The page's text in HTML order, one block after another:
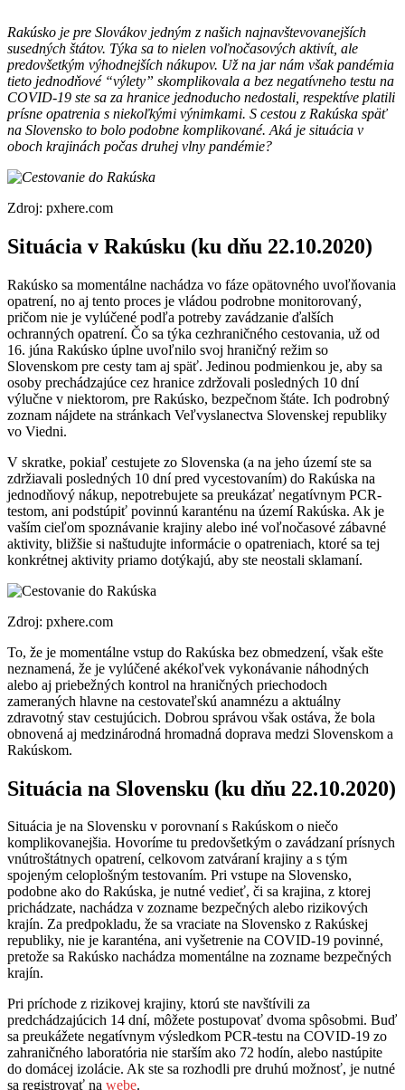
Rakúsko je pre Slovákov jedným z našich najnavštevovanejších
susedných štátov. Týka sa to nielen voľnočasových aktivít, ale
predovšetkým výhodnejších nákupov. Už na jar nám však pandémia
tieto jednodňové “výlety” skomplikovala a bez negatívneho testu na
COVID-19 ste sa za hranice jednoducho nedostali, respektíve platili
prísne opatrenia s niekoľkými výnimkami. S cestou z Rakúska späť
na Slovensko to bolo podobne komplikované. Aká je situácia v
oboch krajinách počas druhej vlny pandémie?
Zdroj: pxhere.com
Situácia v Rakúsku (ku dňu 22.10.2020)
Rakúsko sa momentálne nachádza vo fáze opätovného uvoľňovania
opatrení, no aj tento proces je vládou podrobne monitorovaný,
pričom nie je vylúčené podľa potreby zavádzanie ďalších
ochranných opatrení. Čo sa týka cezhraničného cestovania, už od
16. júna Rakúsko úplne uvoľnilo svoj hraničný režim so
Slovenskom pre cesty tam aj späť. Jedinou podmienkou je, aby sa
osoby prechádzajúce cez hranice zdržovali posledných 10 dní
výlučne v niektorom, pre Rakúsko, bezpečnom štáte. Ich podrobný
zoznam nájdete na stránkach Veľvyslanectva Slovenskej republiky
vo Viedni.
V skratke, pokiaľ cestujete zo Slovenska (a na jeho území ste sa
zdržiavali posledných 10 dní pred vycestovaním) do Rakúska na
jednodňový nákup, nepotrebujete sa preukázať negatívnym PCR-
testom, ani podstúpiť povinnú karanténu na území Rakúska. Ak je
vaším cieľom spoznávanie krajiny alebo iné voľnočasové zábavné
aktivity, bližšie si naštudujte informácie o opatreniach, ktoré sa tej
konkrétnej aktivity priamo dotýkajú, aby ste neostali sklamaní.
Zdroj: pxhere.com
To, že je momentálne vstup do Rakúska bez obmedzení, však ešte
neznamená, že je vylúčené akékoľvek vykonávanie náhodných
alebo aj priebežných kontrol na hraničných priechodoch
zameraných hlavne na cestovateľskú anamnézu a aktuálny
zdravotný stav cestujúcich. Dobrou správou však ostáva, že bola
obnovená aj medzinárodná hromadná doprava medzi Slovenskom a
Rakúskom.
Situácia na Slovensku (ku dňu 22.10.2020)
Situácia je na Slovensku v porovnaní s Rakúskom o niečo
komplikovanejšia. Hovoríme tu predovšetkým o zavádzaní prísnych
vnútroštátnych opatrení, celkovom zatváraní krajiny a s tým
spojeným celoplošným testovaním. Pri vstupe na Slovensko,
podobne ako do Rakúska, je nutné vedieť, či sa krajina, z ktorej
prichádzate, nachádza v zozname bezpečných alebo rizikových
krajín. Za predpokladu, že sa vraciate na Slovensko z Rakúskej
republiky, nie je karanténa, ani vyšetrenie na COVID-19 povinné,
pretože sa Rakúsko nachádza momentálne na zozname bezpečných
krajín.
Pri príchode z rizikovej krajiny, ktorú ste navštívili za
predchádzajúcich 14 dní, môžete postupovať dvoma spôsobmi. Buď
sa preukážete negatívnym výsledkom PCR-testu na COVID-19 zo
zahraničného laboratória nie starším ako 72 hodín, alebo nastúpite
do domácej izolácie. Ak ste sa rozhodli pre druhú možnosť, je nutné
sa registrovať na webe.